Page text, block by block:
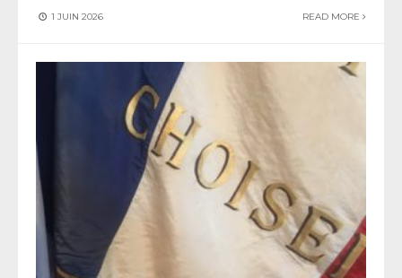
1 JUIN 2026 READ MORE